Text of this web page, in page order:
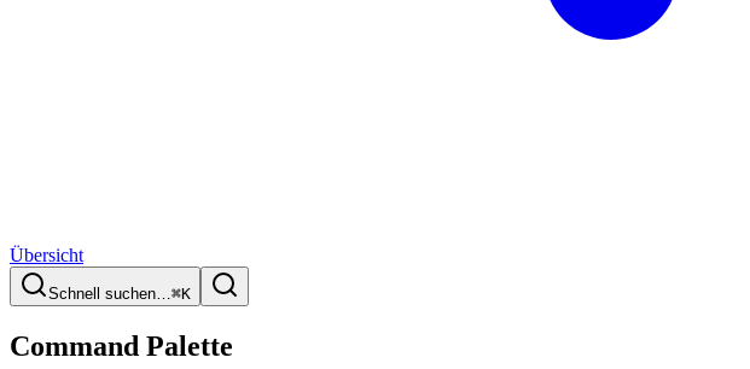
Übersicht
Schnell suchen…⌘K
Command Palette